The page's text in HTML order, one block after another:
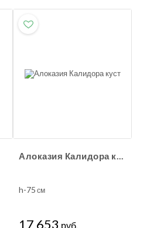
Алоказия Калидора куст
h-75 см
17 653 руб.